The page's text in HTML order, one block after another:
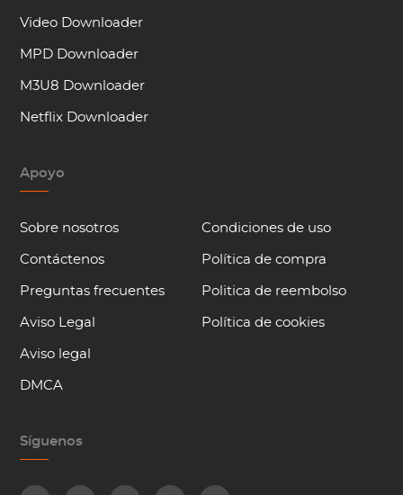
Video Downloader
MPD Downloader
M3U8 Downloader
Netflix Downloader
Apoyo
Sobre nosotros
Contáctenos
Preguntas frecuentes
Aviso Legal
Aviso legal
DMCA
Condiciones de uso
Política de compra
Politica de reembolso
Política de cookies
Síguenos